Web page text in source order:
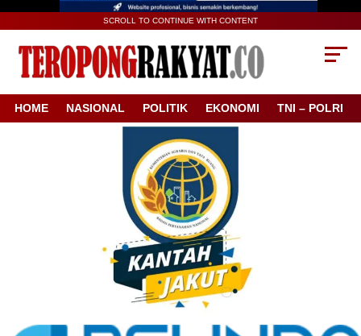
SCROLL TO CONTINUE WITH CONTENT
HOME NASIONAL POLITIK EKONOMI TNI – POLRI